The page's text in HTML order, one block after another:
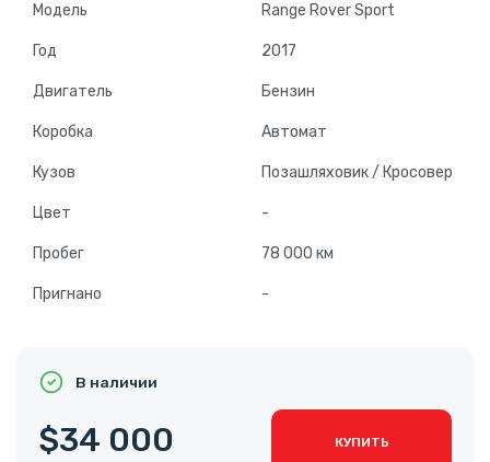
Модель Range Rover Sport
Год 2017
Двигатель Бензин
Коробка Автомат
Кузов Позашляховик / Кросовер
Цвет -
Пробег 78 000 км
Пригнано -
В наличии
$34 000 КУПИТЬ